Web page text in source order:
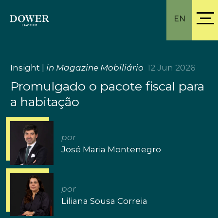
EN
Insight| in Magazine Mobiliário 12 Jun 2026
Promulgado o pacote fiscal para
a habitação
por
José Maria Montenegro
por
Liliana Sousa Correia